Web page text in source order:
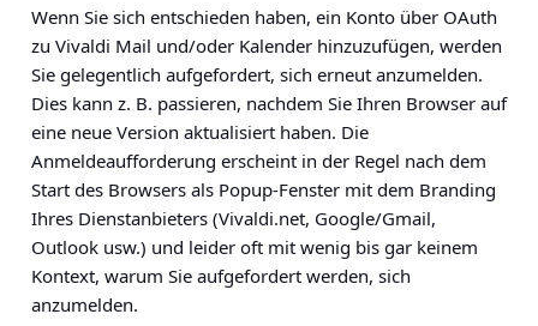
Wenn Sie sich entschieden haben, ein Konto über OAuth
zu Vivaldi Mail und/oder Kalender hinzuzufügen, werden
Sie gelegentlich aufgefordert, sich erneut anzumelden.
Dies kann z. B. passieren, nachdem Sie Ihren Browser auf
eine neue Version aktualisiert haben. Die
Anmeldeaufforderung erscheint in der Regel nach dem
Start des Browsers als Popup-Fenster mit dem Branding
Ihres Dienstanbieters (Vivaldi.net, Google/Gmail,
Outlook usw.) und leider oft mit wenig bis gar keinem
Kontext, warum Sie aufgefordert werden, sich
anzumelden.